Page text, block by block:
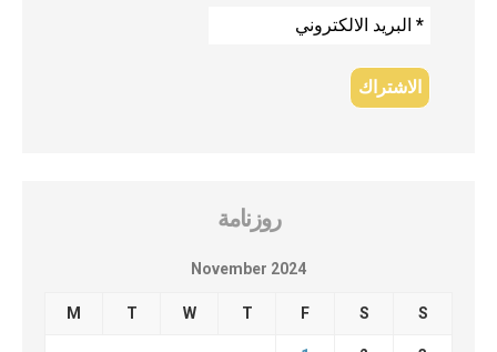
روزنامة
November 2024
M T W T F S S